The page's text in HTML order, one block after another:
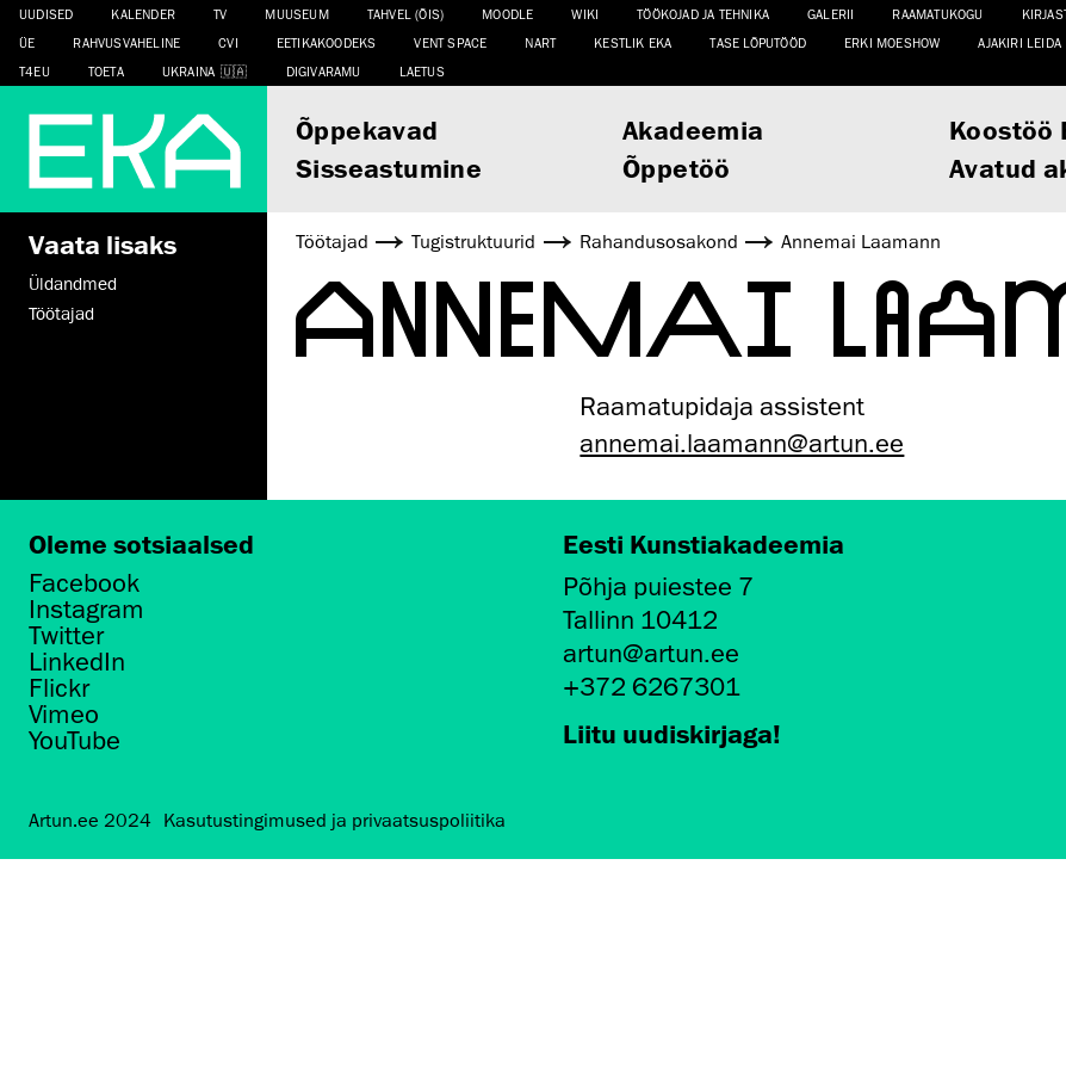
UUDISED KALENDER TV MUUSEUM TAHVEL (ÕIS) MOODLE WIKI TÖÖKOJAD JA TEHNIKA GALERII RAAMATUKOGU
ÜE
RAHVUSVAHELINE CVI EETIKAKOODEKS VENT SPACE NART KESTLIK EKA TASE LÕPUTÖÖD ERKI MOESHOW
AJAKIRI LEIDA
T4EU
TOETA UKRAINA DIGIVARAMU LAETUS
Õppekavad Akadeemia Koostöö
Sisseastumine
Õppetöö Avatud
Vaata lisaks
Üldandmed
Töötajad
Töötajad Tugistruktuurid Rahandusosakond Annemai Laamann
ANNEMAI
Raamatupidaja assistent
annemai.laamann@artun.ee
Oleme sotsiaalsed
Facebook
Instagram
Twitter
LinkedIn
Flickr
Vimeo
YouTube
Eesti Kunstiakadeemia
Põhja puiestee 7
Tallinn 10412
artun@artun.ee
+372 6267301
Liitu uudiskirjaga!
Artun.ee 2024 Kasutustingimused ja privaatsuspoliitika